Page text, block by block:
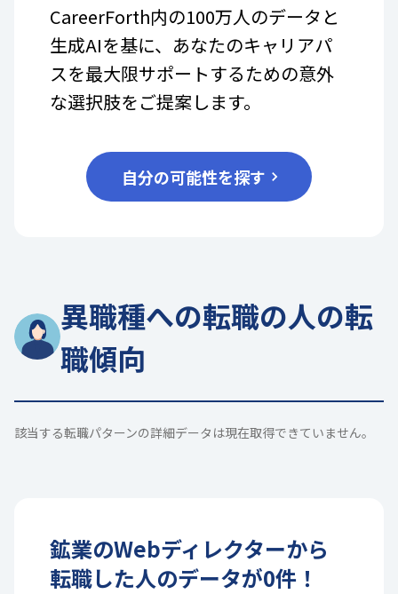
CareerForth内の100万人のデータと
生成AIを基に、あなたのキャリアパ
スを最大限サポートするための意外
な選択肢をご提案します。
自分の可能性を探す
異職種への転職の人の転
職傾向
該当する転職パターンの詳細データは現在取得できていません。
鉱業のWebディレクターから
転職した人のデータが0件！